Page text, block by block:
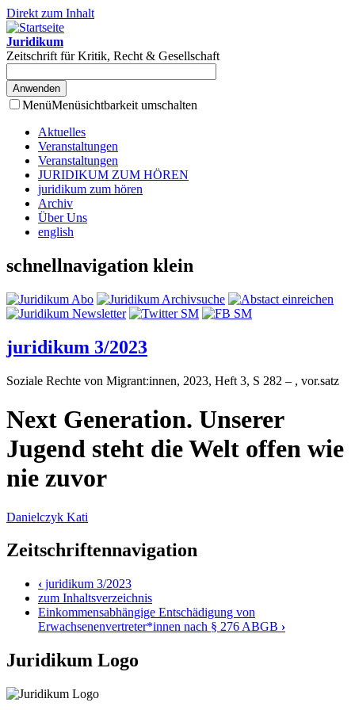
Direkt zum Inhalt
Juridikum
Zeitschrift für Kritik, Recht & Gesellschaft
MenüMenüsichtbarkeit umschalten
Aktuelles
Veranstaltungen
Veranstaltungen
JURIDIKUM ZUM HÖREN
juridikum zum hören
Archiv
Über Uns
english
schnellnavigation klein
juridikum 3/2023
Soziale Rechte von Migrant:innen, 2023, Heft 3, S 282 – , vor.satz
Next Generation. Unserer
Jugend steht die Welt offen wie
nie zuvor
Danielczyk Kati
Zeitschriftennavigation
‹ juridikum 3/2023
zum Inhaltsverzeichnis
Einkommensabhängige Entschädigung von
Erwachsenenvertreter*innen nach § 276 ABGB ›
Juridikum Logo